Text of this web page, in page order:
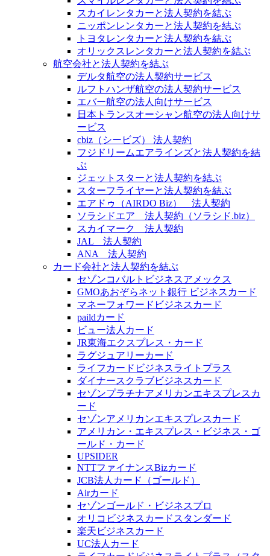
スカイレンタカーと法人契約を結ぶ
ニッポンレンタカーと法人契約を結ぶ
トヨタレンタカーと法人契約を結ぶ
オリックスレンタカーと法人契約を結ぶ
航空会社と法人契約を結ぶ
デルタ航空の法人契約サービス
ルフトハンザ航空の法人契約サービス
エバー航空の法人向けサービス
日本トランスオーシャン航空の法人向けサ
ービス
cbiz（シービズ） 法人契約
フジドリームエアラインズと法人契約を結
ぶ
ジェットスターと法人契約を結ぶ
スターフライヤーと法人契約を結ぶ
エアドゥ（AIRDO Biz） 法人契約
ソラシドエア 法人契約（ソラシド.biz）
スカイマーク 法人契約
JAL 法人契約
ANA 法人契約
カード会社と法人契約を結ぶ
セゾンコバルトビジネスアメックス
GMOあおぞらネット銀行 ビジネスカード
マネーフォワードビジネスカード
paildカード
ビュー法人カード
JR東海エクスプレス・カード
ラグジュアリーカード
ライフカードビジネスライトプラス
ダイナースクラブビジネスカード
セゾンプラチナアメリカンエキスプレスカ
ード
セゾンアメリカンエキスプレスカード
アメリカン・エキスプレス・ビジネス・ゴ
ールド・カード
UPSIDER
NTTファイナンスBizカード
JCB法人カード（ゴールド）
Airカード
セゾンゴールド・ビジネスプロ
オリコビジネスカードスタンダード
楽天ビジネスカード
UC法人カード